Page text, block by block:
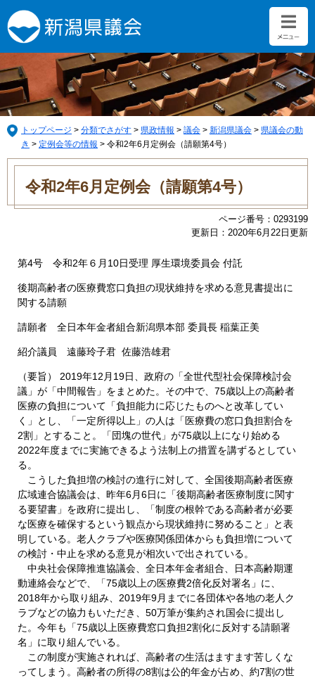
ー
ジ
の
先
頭
で
す。
ニ
ュ
ー
を
飛
ば
し
て
トップページ > 分類でさがす > 県政情報 > 議会 > 新潟県議会 > 県議会の動
き > 定例会等の情報 > 令和2年6月定例会（請願第4号）
本
令和2年6月定例会（請願第4号）
ページ番号：0293199
更新日：2020年6月22日更新
第4号 令和2年６月10日受理 厚生環境委員会 付託
後期高齢者の医療費窓口負担の現状維持を求める意見書提出に
関する請願
請願者 全日本年金者組合新潟県本部 委員長 稲葉正美
紹介議員 遠藤玲子君 佐藤浩雄君
（要旨） 2019年12月19日、政府の「全世代型社会保障検討会
議」が「中間報告」をまとめた。その中で、75歳以上の高齢者
医療の負担について「負担能力に応じたものへと改革してい
く」とし、「一定所得以上」の人は「医療費の窓口負担割合を
2割」とすること。「団塊の世代」が75歳以上になり始める
2022年度までに実施できるよう法制上の措置を講ずるとしてい
る。
こうした負担増の検討の進行に対して、全国後期高齢者医療
広域連合協議会は、昨年6月6日に「後期高齢者医療制度に関す
る要望書」を政府に提出し、「制度の根幹である高齢者が必要
な医療を確保するという観点から現状維持に努めること」と表
明している。老人クラブや医療関係団体からも負担増について
の検討・中止を求める意見が相次いで出されている。
中央社会保障推進協議会、全日本年金者組合、日本高齢期運
動連絡会などで、「75歳以上の医療費2倍化反対署名」に、
2018年から取り組み、2019年9月までに各団体や各地の老人ク
ラブなどの協力もいただき、50万筆が集約され国会に提出し
た。今年も「75歳以上医療費窓口負担2割化に反対する請願署
名」に取り組んでいる。
この制度が実施されれば、高齢者の生活はますます苦しくな
ってしまう。高齢者の所得の8割は公的年金が占め、約7割の世